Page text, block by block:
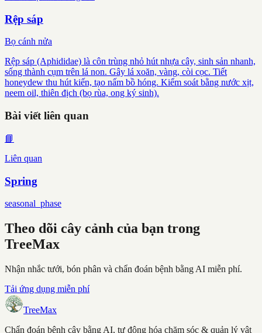
Rệp sáp
Bọ cánh nửa
Rệp sáp (Aphididae) là côn trùng nhỏ hút nhựa cây, sinh sản nhanh,
sống thành cụm trên lá non. Gây lá xoăn, vàng, còi cọc. Tiết
honeydew thu hút kiến, tạo nấm bồ hóng. Kiểm soát bằng nước xịt,
neem oil, thiên địch (bọ rùa, ong ký sinh).
Bài viết liên quan
📘
Liên quan
Spring
seasonal_phase
Theo dõi cây cảnh của bạn trong
TreeMax
Nhận nhắc tưới, bón phân và chẩn đoán bệnh bằng AI miễn phí.
Tải ứng dụng miễn phí
TreeMax
Chẩn đoán bệnh cây bằng AI, tự động hóa chăm sóc & quản lý vật